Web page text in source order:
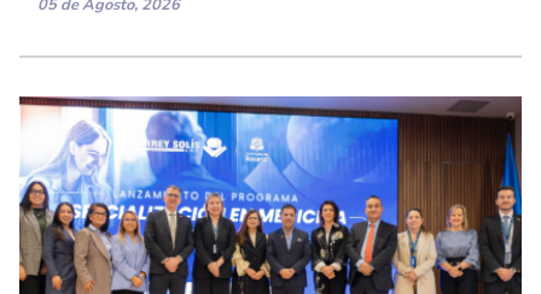
05 de Agosto, 2026